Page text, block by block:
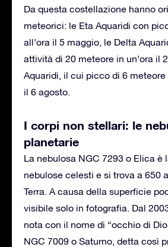
Da questa costellazione hanno
meteorici: le Eta Aquaridi con
all’ora il 5 maggio, le Delta
attività di 20 meteore in un’ora il
Aquaridi, il cui picco di 6 meteore
il 6 agosto.
I corpi non stellari: le
planetarie
La nebulosa NGC 7293 o Elica è
nebulose celesti e si trova a 650
Terra. A causa della superficie
visibile solo in fotografia. Dal
nota con il nome di “occhio di
NGC 7009 o Saturno, detta così